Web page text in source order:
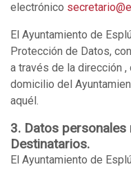
electrónico
El Ayuntamiento de
Protección de Datos,
a través de la dirección ,
domicilio del
aquél.
3. Datos
Destinatarios.
El Ayuntamiento de